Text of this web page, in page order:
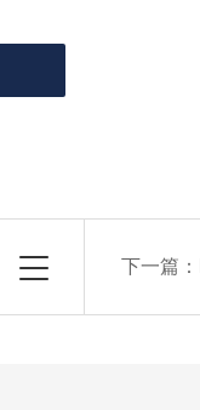
下一篇：